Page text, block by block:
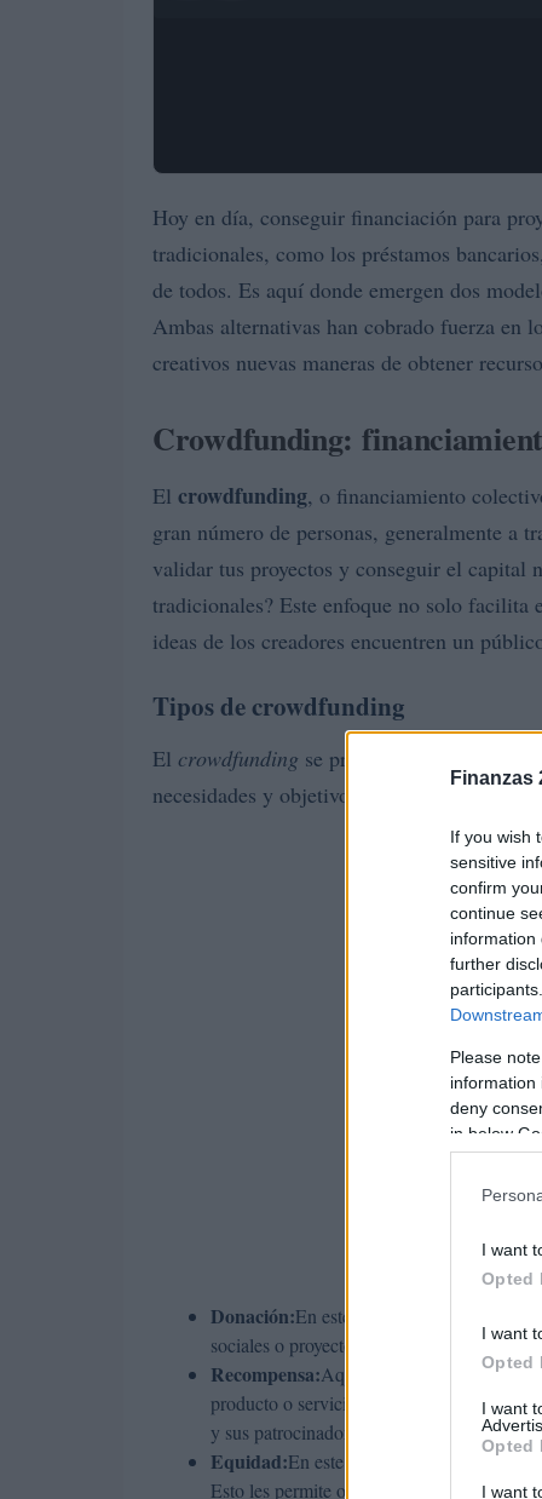
Finanzas
If you wish
sensitive
confirm
continue
information
further
Please
information
deny
in below
I want
Opted
I want
Opted
I want
Opted
I want
Hoy en día, conseguir financiación para
tradicionales, como los préstamos
de todos. Es aquí donde emergen dos
Ambas alternativas han cobrado fuerza en
creativos nuevas maneras de obtener
Crowdfunding:
El crowdfunding, o financiamiento
gran número de personas, generalmente a
validar tus proyectos y conseguir el capital
tradicionales? Este enfoque no solo facilita
ideas de los creadores encuentren un
Tipos de crowdfunding
El crowdfunding se presenta en diversas
necesidades y objetivos específicos. A
Donación:En este modelo, los
sociales o proyectos comunitarios que
Recompensa:Aquí, los contribuyentes
producto o servicio relacionado con el
y sus patrocinadores.
Equidad:En este caso, los inversores
Esto les permite obtener beneficios